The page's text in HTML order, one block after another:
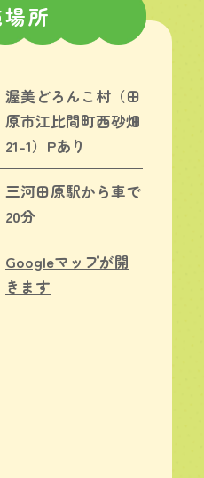
所
渥美どろんこ村（田
原市江比間町西砂畑
21-1）Pあり
三河田原駅から車で
20分
Googleマップが開
きます